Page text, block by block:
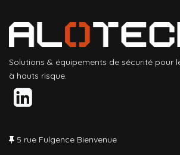
Solutions & équipements de sécurité pour
à hauts risque.
5 rue Fulgence Bienvenue